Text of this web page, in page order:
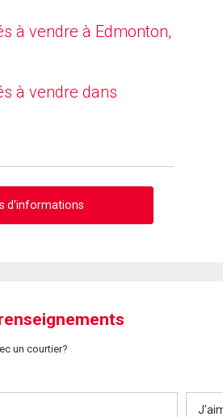
à vendre à Edmonton,
à vendre dans
d'informations
un courtier?